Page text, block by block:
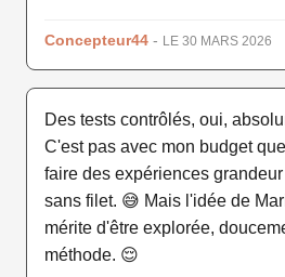
Concepteur44 - LE 30 MARS 2026
Des tests contrôlés, oui,
C'est pas avec mon budget
faire des expériences
sans filet. 😅 Mais l'idée de
mérite d'être explorée,
méthode. 😌